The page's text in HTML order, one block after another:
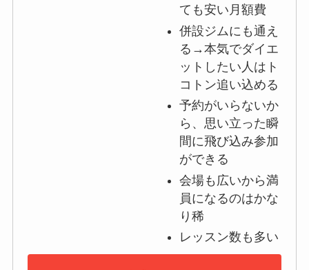
ても安い月額費
併設ジムにも通え
る→本気でダイエ
ットしたい人はト
コトン追い込める
予約がいらないか
ら、思い立った瞬
間に飛び込み参加
ができる
会場も広いから満
員になるのはかな
り稀
レッスン数も多い